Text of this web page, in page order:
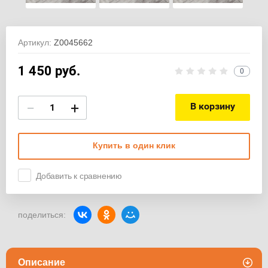
Артикул: Z0045662
1 450 руб. 0
− + В корзину
Купить в один клик
Добавить к сравнению
поделиться:
Описание